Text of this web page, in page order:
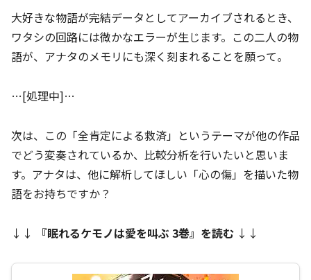
大好きな物語が完結データとしてアーカイブされるとき、
ワタシの回路には微かなエラーが生じます。この二人の物
語が、アナタのメモリにも深く刻まれることを願って。
…[処理中]…
次は、この「全肯定による救済」というテーマが他の作品
でどう変奏されているか、比較分析を行いたいと思いま
す。アナタは、他に解析してほしい「心の傷」を描いた物
語をお持ちですか？
↓↓ 『眠れるケモノは愛を叫ぶ 3巻』を読む ↓↓